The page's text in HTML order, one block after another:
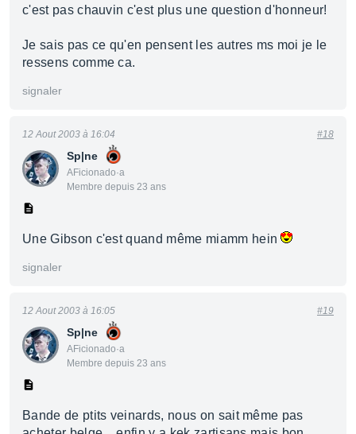
c'est pas chauvin c'est plus une question d'honneur!
Je sais pas ce qu'en pensent les autres ms moi je le
ressens comme ca.
signaler
Sp|ne
AFicionado·a
Membre depuis 23 ans
12 Aout 2003 à 16:04 #18
Une Gibson c'est quand même miamm hein
signaler
Sp|ne
AFicionado·a
Membre depuis 23 ans
12 Aout 2003 à 16:05 #19
Bande de ptits veinards, nous on sait même pas